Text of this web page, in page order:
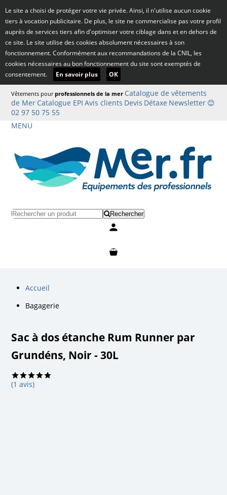
Le site a choisi de protéger votre vie privée. Ainsi, il n'utilise aucun cookie
tiers à vocation publicitaire. De plus, le site ne commercialise pas votre profil
auprès de services tiers afin d'optimiser votre ciblage dans et en dehors de
ce site. Le site utilise des cookies absolument nécessaires à son
fonctionnement. Conformément aux recommandations de la CNIL, les
cookies nécessaires au bon fonctionnement du site sont exemptés de
consentement.
En savoir plus OK
Vêtements pourprofessionnels de la mer Catalogue de vêtements
de Mer Catalogue EPI Avis clients Devis Détaxe Newsletter 😊
02 97 50 75 55
MENU
Rechercher
Accueil
Bagagerie
Sac à dos étanche Rum Runner par
Grundéns, Noir - 30L
(1 avis)